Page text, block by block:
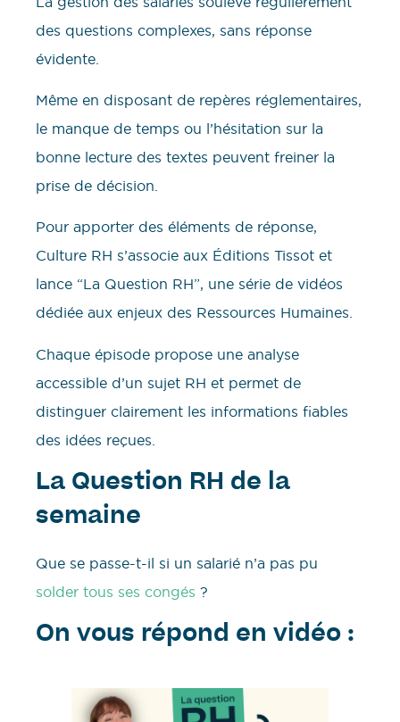
des questions complexes, sans réponse
évidente.
Même en disposant de repères réglementaires,
le manque de temps ou l’hésitation sur la
bonne lecture des textes peuvent freiner la
prise de décision.
Pour apporter des éléments de réponse,
Culture RH s’associe aux Éditions Tissot et
lance “La Question RH”, une série de vidéos
dédiée aux enjeux des Ressources Humaines.
Chaque épisode propose une analyse
accessible d’un sujet RH et permet de
distinguer clairement les informations fiables
des idées reçues.
La Question RH de la
semaine
Que se passe-t-il si un salarié n’a pas pu
solder tous ses congés ?
On vous répond en vidéo :